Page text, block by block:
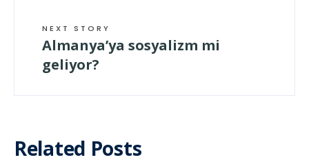
NEXT STORY
Almanya’ya sosyalizm mi
geliyor?
Related Posts